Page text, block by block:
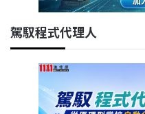
駕馭程式代理人